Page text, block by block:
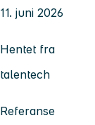
11. juni 2026
Hentet fra
talentech
Referanse